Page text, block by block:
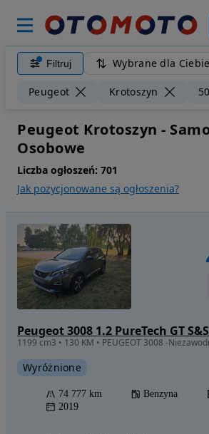
Filtruj Wybrane dla Ciebie
Peugeot Krotoszyn
Peugeot Krotoszyn -
Osobowe
Liczba ogłoszeń: 701
Jak pozycjonowane są ogłoszenia?
Peugeot 3008 1.2 PureTech GT S&S
1199 cm3 • 130 KM • PEUGEOT 3008 -
Wyróżnione
74 777 km Benzyna
2019